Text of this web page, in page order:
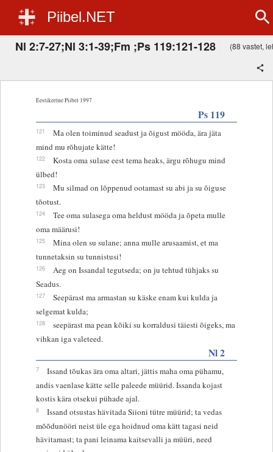
Piibel.NET
Nl 2:7-27;Nl 3:1-39;Fm ;Ps 119:121-128 (88 vastet,
Eestikeelne Piibel 1997
Ps 119
121
Ma olen toiminud seadust ja õigust mööda, ära jäta
mind mu rõhujate kätte!
122
Kosta oma sulase eest tema heaks, ärgu rõhugu mind
ülbed!
123
Mu silmad on lõppenud ootamast su abi ja su õiguse
tõotust.
124
Tee oma sulasega oma heldust mööda ja õpeta mulle
oma määrusi!
125
Mina olen su sulane; anna mulle arusaamist, et ma
tunnetaksin su tunnistusi!
126
Aeg on Issandal tegutseda; on ju tehtud tühjaks su
Seadus.
127
Seepärast ma armastan su käske enam kui kulda ja
selgemat kulda;
128
seepärast ma pean kõiki su korraldusi täiesti õigeks, ma
vihkan iga valeteed.
Nl 2
7
Issand tõukas ära oma altari, jättis maha oma pühamu,
andis vaenlase kätte selle paleede müürid. Issanda kojast
kostis kära otsekui pühade ajal.
8
Issand otsustas hävitada Siioni tütre müürid; ta vedas
mõõdunööri neist üle ega hoidnud oma kätt tagasi neid
hävitamast; ta pani leinama kaitsevalli ja müüri, need